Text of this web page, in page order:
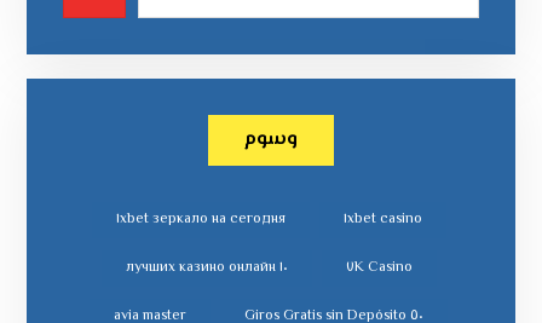
وسوم
١xbet casino ١xbet зеркало на сегодня
٧K Casino ١٠ лучших казино онлайн
٥٠ Giros Gratis sin Depósito avia master